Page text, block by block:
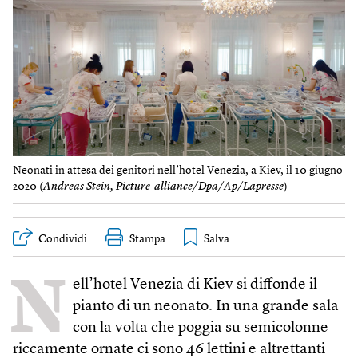
Neonati in attesa dei genitori nell’hotel Venezia, a Kiev, il 10 giugno
2020 (Andreas Stein, Picture-alliance/Dpa/Ap/Lapresse)
Condividi Stampa
N ell’hotel Venezia di Kiev si diffonde il
pianto di un neonato. In una grande sala
con la volta che poggia su semicolonne
riccamente ornate ci sono 46 lettini e altrettanti